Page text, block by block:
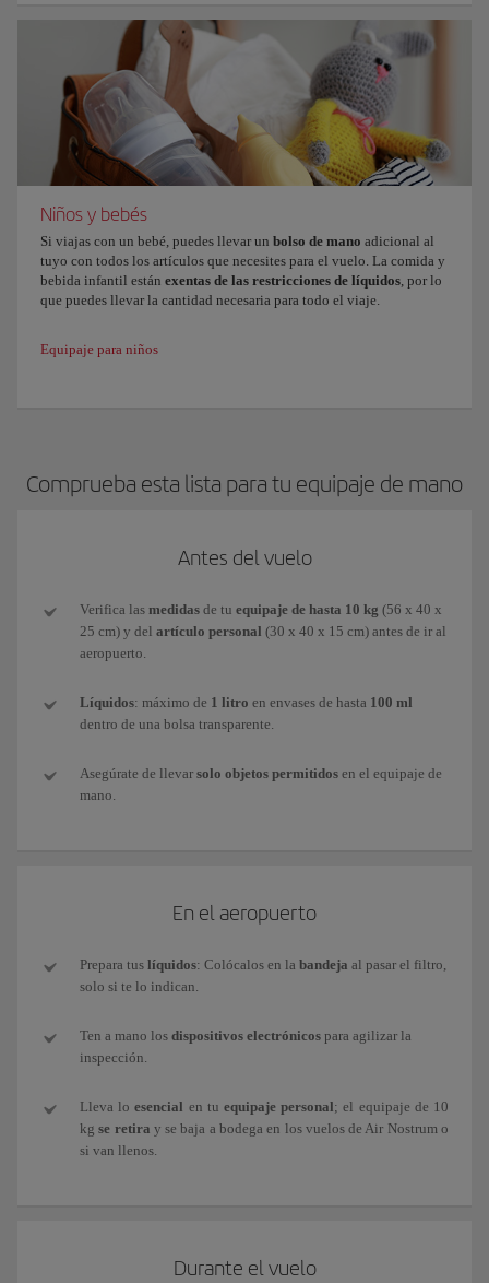
Niños y bebés
Si viajas con un bebé, puedes llevar un bolso de mano adicional al
tuyo con todos los artículos que necesites para el vuelo. La comida y
bebida infantil están exentas de las restricciones de líquidos , por lo
que puedes llevar la cantidad necesaria para todo el viaje.
Equipaje para niños
Comprueba esta lista para tu equipaje de mano
Antes del vuelo
Verifica las medidas de tu equipaje de hasta 10 kg (56 x 40 x
25 cm) y del artículo personal (30 x 40 x 15 cm) antes de ir al
aeropuerto.
Líquidos: máximo de 1 litro en envases de hasta 100 ml
dentro de una bolsa transparente.
Asegúrate de llevar solo objetos permitidos en el equipaje de
mano.
En el aeropuerto
Prepara tus líquidos: Colócalos en la bandeja al pasar el filtro,
solo si te lo indican.
Ten a mano los dispositivos electrónicos para agilizar la
inspección.
Lleva loesencial en tuequipaje personal; el equipaje de 10
kgse retira y se baja a bodega en los vuelos de Air Nostrum o
si van llenos.
Durante el vuelo